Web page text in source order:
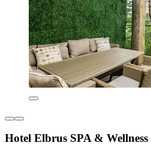
Hotel Elbrus SPA & Wellness